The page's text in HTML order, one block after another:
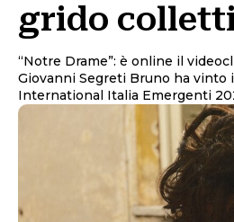
grido
“Notre Drame”: è online il
Giovanni Segreti Bruno ha vinto